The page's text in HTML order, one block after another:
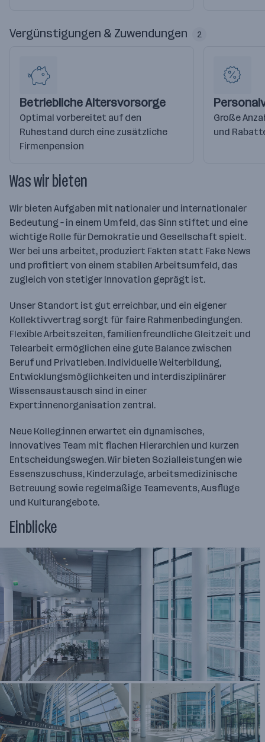
Vergünstigungen & Zuwendungen 2
Betriebliche Altersvorsorge
Optimal vorbereitet auf den
Ruhestand durch eine zusätzliche
Firmenpension
Große
und
Was wir bieten
Wir bieten Aufgaben mit nationaler und internationaler
Bedeutung – in einem Umfeld, das Sinn stiftet und eine
wichtige Rolle für Demokratie und Gesellschaft spielt.
Wer bei uns arbeitet, produziert Fakten statt Fake News
und profitiert von einem stabilen Arbeitsumfeld, das
zugleich von stetiger Innovation geprägt ist.
Unser Standort ist gut erreichbar, und ein eigener
Kollektivvertrag sorgt für faire Rahmenbedingungen.
Flexible Arbeitszeiten, familienfreundliche Gleitzeit und
Telearbeit ermöglichen eine gute Balance zwischen
Beruf und Privatleben. Individuelle Weiterbildung,
Entwicklungsmöglichkeiten und interdisziplinärer
Wissensaustausch sind in einer
Expert:innenorganisation zentral.
Neue Kolleg:innen erwartet ein dynamisches,
innovatives Team mit flachen Hierarchien und kurzen
Entscheidungswegen. Wir bieten Sozialleistungen wie
Essenszuschuss, Kinderzulage, arbeitsmedizinische
Betreuung sowie regelmäßige Teamevents, Ausflüge
und Kulturangebote.
Einblicke